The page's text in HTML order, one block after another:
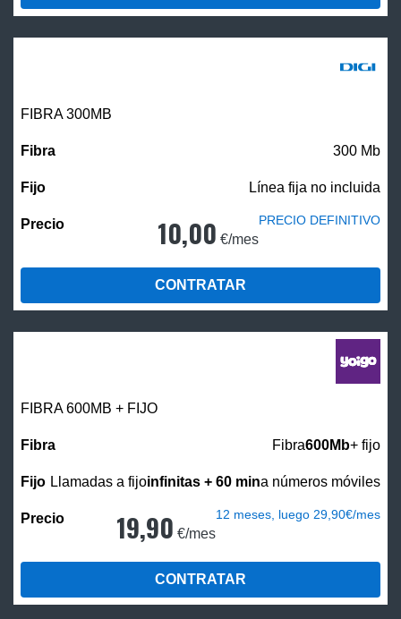
FIBRA 300MB
300 Mb
Línea fija no incluida
10,00 €/mes
PRECIO DEFINITIVO
CONTRATAR
FIBRA 600MB + FIJO
Fibra600Mb+ fijo
Llamadas a fijoinfinitas + 60 mina números móviles
19,90 €/mes
12 meses, luego 29,90€/mes
CONTRATAR